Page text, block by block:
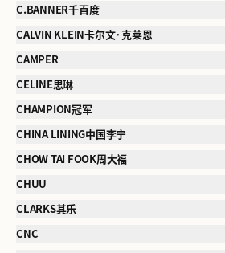
C.BANNER千百度
CALVIN KLEIN卡尔文·克莱恩
CAMPER
CELINE思琳
CHAMPION冠军
CHINA LINING中国李宁
CHOW TAI FOOK周大福
CHUU
CLARKS其乐
CNC